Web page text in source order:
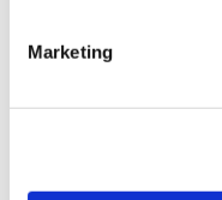
Marketing